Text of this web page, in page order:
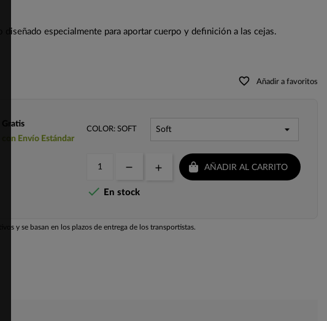
especialmente para aportar cuerpo y definición a las cejas.
favorite_border Añadir a favoritos
Gratis
Envío Estándar
COLOR: SOFT
AÑADIR AL CARRITO
 En stock
y se basan en los plazos de entrega de los transportistas.